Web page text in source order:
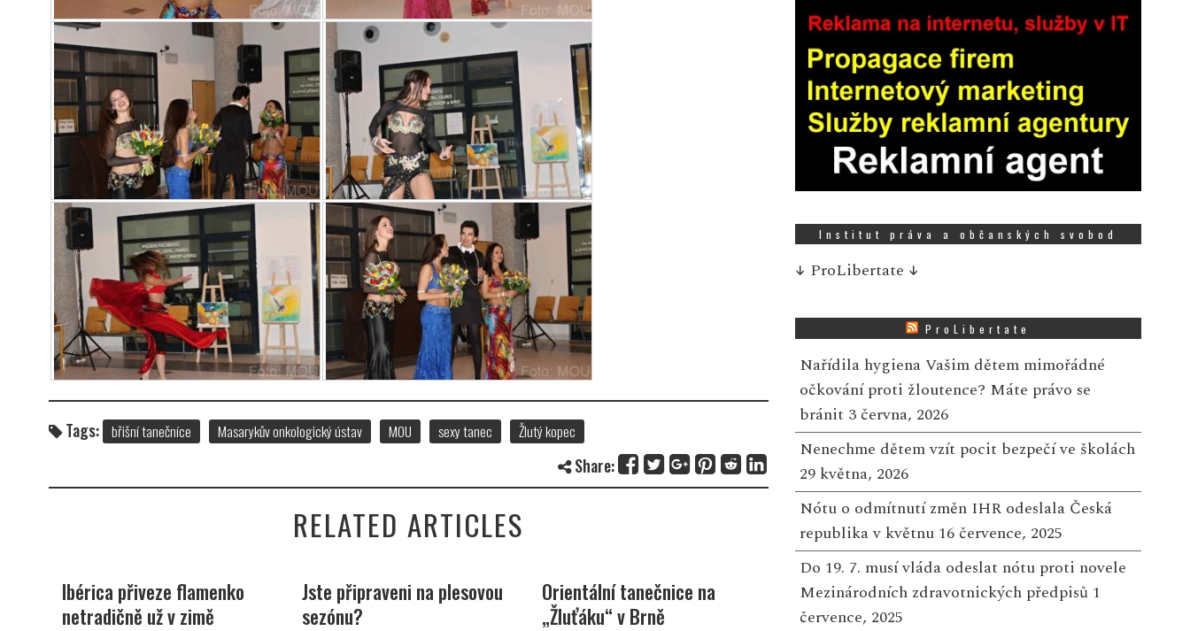
Tags: břišní tanečníce Masarykův onkologický ústav MOU sexy tanec Žlutý kopec
Share:
RELATED ARTICLES
Ibérica přiveze flamenko
netradičně už v zimě
Jste připraveni na plesovou
sezónu?
Orientální tanečnice na
„Žluťáku“ v Brně
Institut práva a občanských svobod
↓ ProLibertate ↓
ProLibertate
Nařídila hygiena Vašim dětem mimořádné
očkování proti žloutence? Máte právo se
bránit 3 června, 2026
Nenechme dětem vzít pocit bezpečí ve školách
29 května, 2026
Nótu o odmítnutí změn IHR odeslala Česká
republika v květnu 16 července, 2025
Do 19. 7. musí vláda odeslat nótu proti novele
Mezinárodních zdravotnických předpisů 1
července, 2025